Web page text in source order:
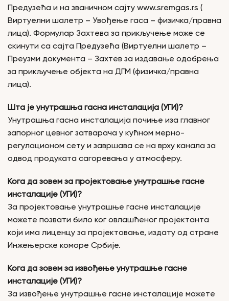
Предузећа и на званичном сајту www.sremgas.rs (
Виртуелни шалетр – Увођење гаса – физичка/правна
лица). Формулар Захтева за прикључење може се
скинути са сајта Предузећа (Виртуелни шалетр –
Преузми документа – Захтев за издавање одобрења
за прикључење објекта на ДГМ (физичка/правна
лица).
Шта је унутрашња гасна инсталација (УГИ)?
Унутрашња гасна инсталација почиње иза главног
запорног цевног затварача у кућном мерно-
регулационом сету и завршава се на врху канала за
одвод продуката сагоревања у атмосферу.
Кога да зовем за пројектовање унутрашње гасне
инсталације (УГИ)?
За пројектовање унутрашње гасне инсталације
можете позвати било ког овлашћеног пројектанта
који има лиценцу за пројектовање, издату од стране
Инжењерске коморе Србије.
Кога да зовем за извођење унутрашње гасне
инсталације (УГИ)?
За извођење унутрашње гасне инсталације можете